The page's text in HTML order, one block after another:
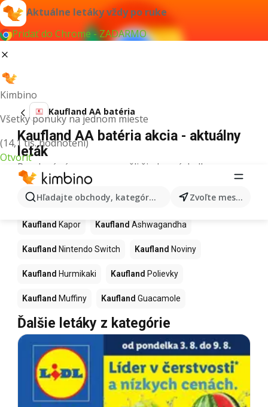
Aktuálne letáky vždy po ruke
Pridať do Chrome - ZADARMO
Kimbino
Všetky ponuky na jednom mieste
(14,1 tis. hodnotení)
Otvoriť
Hľadajte obchody, kategórie, produkty... Zvoľte mesto
Kaufland AA batéria
Kaufland AA batéria akcia - aktuálny
leták
Pre daný výraz sme nenašli žiadne výsledky.
Ďalšie produkty v obchodoch
Kaufland
Kaufland Kapor Kaufland Ashwagandha
Kaufland Nintendo Switch Kaufland Noviny
Kaufland Hurmikaki Kaufland Polievky
Kaufland Muffiny Kaufland Guacamole
Ďalšie letáky z kategórie